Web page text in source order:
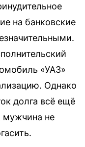
на банковские
«УАЗ»
Однако
долга всё ещё
мужчина не